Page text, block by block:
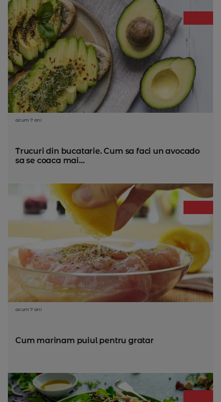
acum 7 ani
Trucuri din bucatarie. Cum sa faci un avocado
sa se coaca mai...
acum 7 ani
Cum marinam puiul pentru gratar